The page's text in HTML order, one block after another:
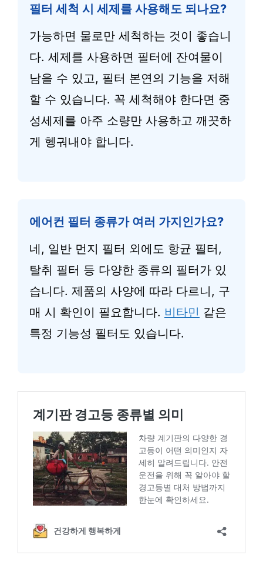
필터 세척 시 세제를 사용해도 되나요?
가능하면 물로만 세척하는 것이 좋습니
다. 세제를 사용하면 필터에 잔여물이
남을 수 있고, 필터 본연의 기능을 저해
할 수 있습니다. 꼭 세척해야 한다면 중
성세제를 아주 소량만 사용하고 깨끗하
게 헹궈내야 합니다.
에어컨 필터 종류가 여러 가지인가요?
네, 일반 먼지 필터 외에도 항균 필터,
탈취 필터 등 다양한 종류의 필터가 있
습니다. 제품의 사양에 따라 다르니, 구
매 시 확인이 필요합니다. 비타민 같은
특정 기능성 필터도 있습니다.